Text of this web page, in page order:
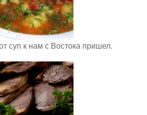
суп к нам с Востока пришел.